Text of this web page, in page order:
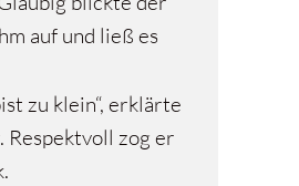
auf und ließ es
zu klein“, erklärte
zog er